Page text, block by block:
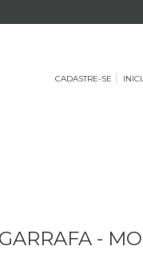
CADASTRE-SE
-